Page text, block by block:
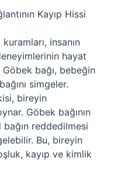
Kayıp Hissi
insanın
hayat
bağı, bebeğin
simgeler.
bireyin
Göbek bağının
reddedilmesi
Bu, bireyin
kayıp ve kimlik